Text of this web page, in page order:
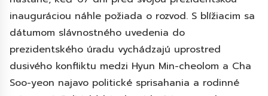
inauguráciou náhle požiada o rozvod. S blížiacim sa
dátumom slávnostného uvedenia do
prezidentského úradu vychádzajú uprostred
dusivého konfliktu medzi Hyun Min-cheolom a Cha
Soo-yeon najavo politické sprisahania a rodinné